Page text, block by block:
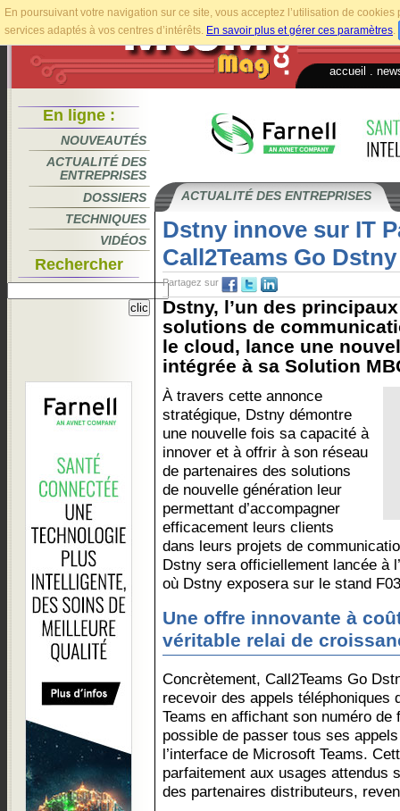
En poursuivant votre navigation sur ce site, vous acceptez l’utilisation de
services adaptés à vos centres d’intérêts. En savoir plus et gérer ces paramètres.
accueil
En ligne :
NOUVEAUTÉS
ACTUALITÉ DES
ENTREPRISES
DOSSIERS
TECHNIQUES
VIDÉOS
Rechercher
ACTUALITÉ DES ENTREPRISES
Dstny innove sur IT
Call2Teams Go Dstny
Partagez sur
Dstny, l’un des
solutions de
le cloud, lance une
intégrée à sa Solution
À travers cette annonce
stratégique, Dstny démontre
une nouvelle fois sa capacité à
innover et à offrir à son réseau
de partenaires des solutions
de nouvelle génération leur
permettant d’accompagner
efficacement leurs clients
dans leurs projets de
Dstny sera officiellement lancée à
où Dstny exposera sur le stand
Une offre innovante à
véritable relai de
Concrètement, Call2Teams Go
recevoir des appels téléphoniques
Teams en affichant son numéro
possible de passer tous ses
l’interface de Microsoft Teams.
parfaitement aux usages attendus
des partenaires distributeurs,